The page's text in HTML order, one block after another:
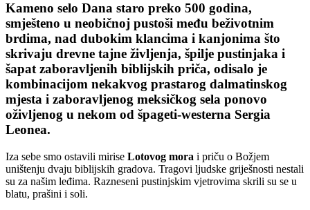
Kameno selo Dana staro preko 500 godina,
smješteno u neobičnoj pustoši među beživotnim
brdima, nad dubokim klancima i kanjonima što
skrivaju drevne tajne življenja, špilje pustinjaka i
šapat zaboravljenih biblijskih priča, odisalo je
kombinacijom nekakvog prastarog dalmatinskog
mjesta i zaboravljenog meksičkog sela ponovo
oživljenog u nekom od špageti-westerna Sergia
Leonea.
Iza sebe smo ostavili mirise Lotovog mora i priču o Božjem
uništenju dvaju biblijskih gradova. Tragovi ljudske griješnosti nestali
su za našim leđima. Razneseni pustinjskim vjetrovima skrili su se u
blatu, prašini i soli.